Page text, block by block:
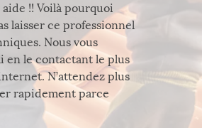
!! Voilà pourquoi
laisser ce professionnel
Nous vous
en le contactant le plus
N’attendez plus
rapidement parce